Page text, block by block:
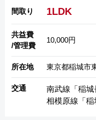
間取り 1LDK
共益費
/管理費
10,000円
所在地 東京都稲城市
交通
南武線「稲
相模原線「